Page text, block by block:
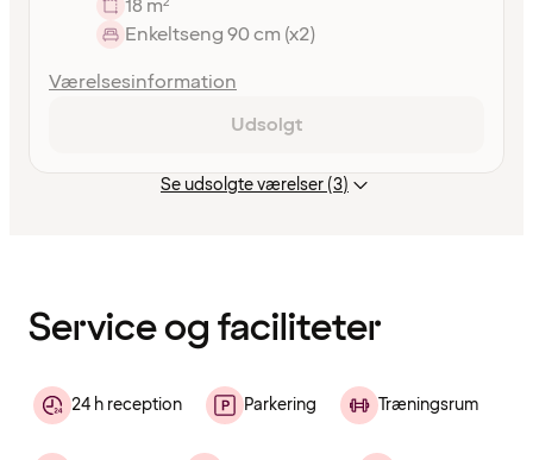
18 m²
Enkeltseng 90 cm (x2)
Værelsesinformation
Udsolgt
Se udsolgte værelser (3)
Service og faciliteter
24 h reception Parkering Træningsrum